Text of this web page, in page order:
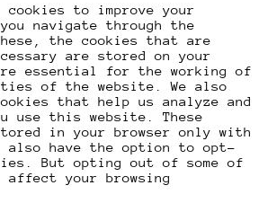
cookies to improve your
navigate through the
the cookies that are
are stored on your
essential for the working of
of the website. We also
that help us analyze and
use this website. These
in your browser only with
also have the option to opt-
But opting out of some of
affect your browsing